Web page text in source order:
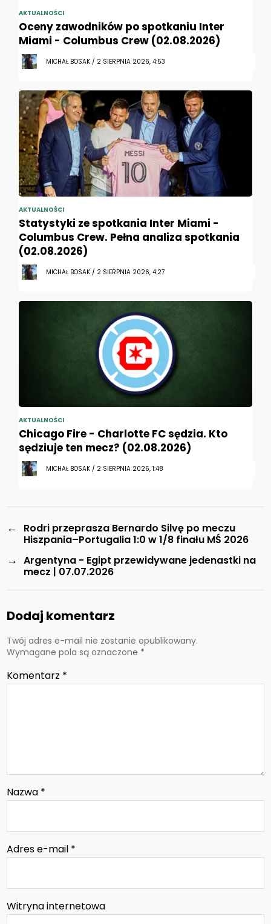
AKTUALNOŚCI
Oceny zawodników po spotkaniu Inter
Miami - Columbus Crew (02.08.2026)
MICHAŁ BOSAK / 2 SIERPNIA 2026, 4:53
AKTUALNOŚCI
Statystyki ze spotkania Inter Miami -
Columbus Crew. Pełna analiza spotkania
(02.08.2026)
MICHAŁ BOSAK / 2 SIERPNIA 2026, 4:27
AKTUALNOŚCI
Chicago Fire - Charlotte FC sędzia. Kto
sędziuje ten mecz? (02.08.2026)
MICHAŁ BOSAK / 2 SIERPNIA 2026, 1:48
←
Rodri przeprasza Bernardo Silvę po meczu
Hiszpania–Portugalia 1:0 w 1/8 finału MŚ 2026
→ Argentyna - Egipt przewidywane jedenastki na
mecz | 07.07.2026
Dodaj komentarz
Twój adres e-mail nie zostanie opublikowany.
Wymagane pola są oznaczone *
Komentarz *
Nazwa *
Adres e-mail *
Witryna internetowa